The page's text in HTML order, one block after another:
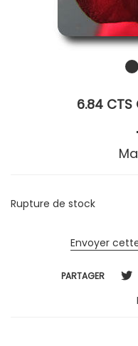
6.84 CTS
Rupture de stock
Envoyer
PARTAGER